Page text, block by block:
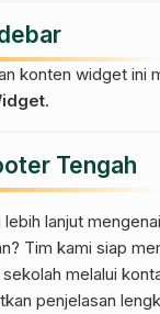
konten widget ini
.
Tengah
lanjut
Tim kami siap
sekolah melalui
penjelasan